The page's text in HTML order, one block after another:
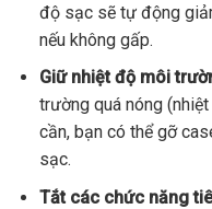
độ sạc sẽ tự động
nếu không gấp.
Giữ nhiệt độ môi
trường quá nóng (nhiệt
cần, bạn có thể gỡ
sạc.
Tắt các chức năng